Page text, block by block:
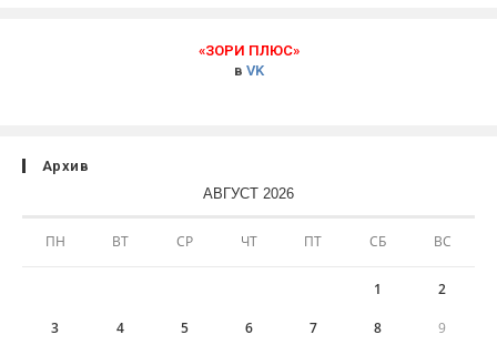
«ЗОРИ ПЛЮС»
в VK
Архив
АВГУСТ 2026
ПН ВТ СР ЧТ ПТ СБ ВС
1 2
3 4 5 6 7 8 9